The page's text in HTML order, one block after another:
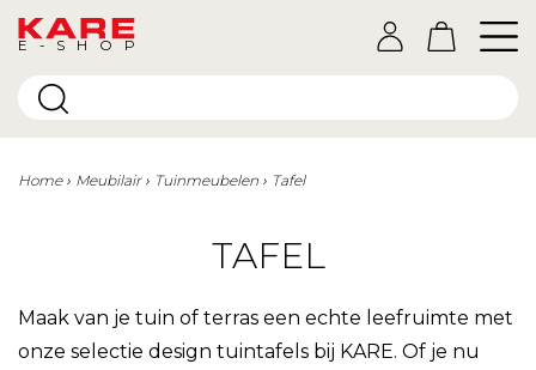
E-SHOP
Home Meubilair Tuinmeubelen Tafel
TAFEL
Maak van je tuin of terras een echte leefruimte met
onze selectie design tuintafels bij KARE. Of je nu